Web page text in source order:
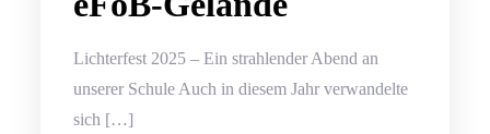
Lichterfest 2025 – Ein strahlender Abend an
unserer Schule Auch in diesem Jahr verwandelte
sich […]